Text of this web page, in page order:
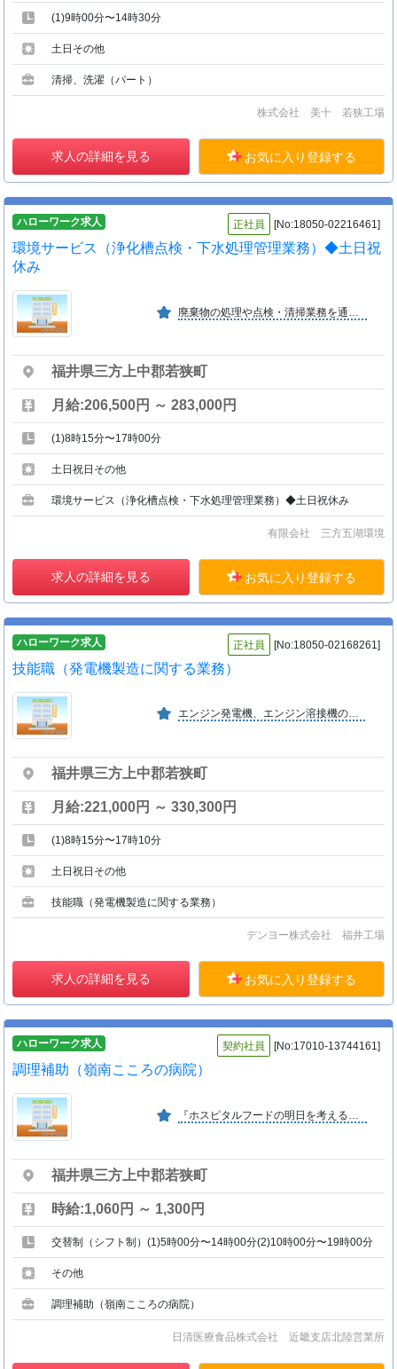
(1)9時00分〜14時30分
土日その他
清掃、洗濯（パート）
株式会社 美十 若狭工場
求人の詳細を見る お気に入り登録する
ハローワーク求人 正社員 [No:18050-02216461]
環境サービス（浄化槽点検・下水処理管理業務）◆土日祝
休み
福井県三方上中郡若狭町
月給:206,500円 ～ 283,000円
(1)8時15分〜17時00分
土日祝日その他
環境サービス（浄化槽点検・下水処理管理業務）◆土日祝休み
有限会社 三方五湖環境
求人の詳細を見る お気に入り登録する
ハローワーク求人 正社員 [No:18050-02168261]
技能職（発電機製造に関する業務）
エンジン発電機、エンジン溶接機のトップメーカーで、世界１００ヶ国以上に輸出している。産業用エンジン発電機では圧倒的なシェアを持つ。２０００年には東証１部に上場。 （て−１）
福井県三方上中郡若狭町
月給:221,000円 ～ 330,300円
(1)8時15分〜17時10分
土日祝日その他
技能職（発電機製造に関する業務）
デンヨー株式会社 福井工場
求人の詳細を見る お気に入り登録する
ハローワーク求人 契約社員 [No:17010-13744161]
調理補助（嶺南こころの病院）
『ホスピタルフードの明日を考える』をモットーに医療・福祉機関の給食受託業務の全国トップ企業です。
福井県三方上中郡若狭町
時給:1,060円 ～ 1,300円
交替制（シフト制）(1)5時00分〜14時00分(2)10時00分〜19時00分
その他
調理補助（嶺南こころの病院）
日清医療食品株式会社 近畿支店北陸営業所